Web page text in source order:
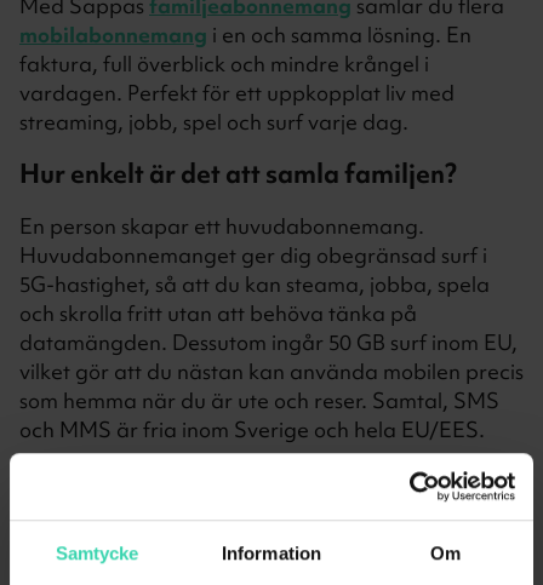
Samtycke Information Om
mobilabonnemang i en och samma lösning. En
faktura, full överblick och mindre krångel i
vardagen. Perfekt för ett uppkopplat liv med
streaming, jobb, spel och surf varje dag.
Hur enkelt är det att samla familjen?
En person skapar ett huvudabonnemang.
Huvudabonnemanget ger dig obegränsad surf i
5G-hastighet, så att du kan steama, jobba, spela
och skrolla fritt utan att behöva tänka på
datamängden. Dessutom ingår 50 GB surf inom EU,
vilket gör att du nästan kan använda mobilen precis
som hemma när du är ute och reser. Samtal, SMS
och MMS är fria inom Sverige och hela EU/EES.
Till huvudabonnemanget kan du koppla upp till fyra
extraanvändare – och du väljer själv vilka som ska
ingå. Det finns inga krav på familjerelation eller att
ni bor på samma adress. Lägg till vem du vill, barn,